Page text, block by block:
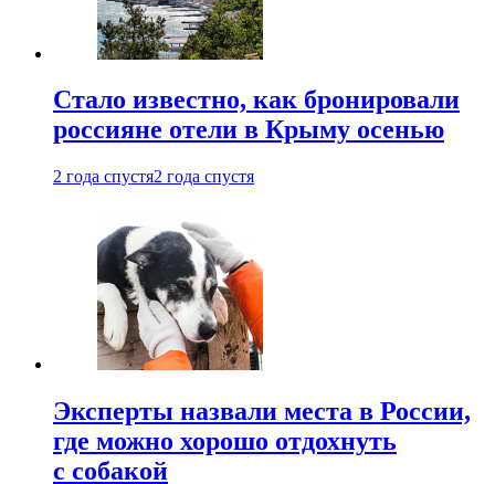
Стало известно, как бронировали
россияне отели в Крыму осенью
2 года спустя2 года спустя
Эксперты назвали места в России,
где можно хорошо отдохнуть
с собакой